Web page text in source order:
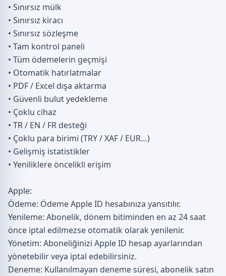
• Sınırsız mülk
• Sınırsız kiracı
• Sınırsız sözleşme
• Tam kontrol paneli
• Tüm ödemelerin geçmişi
• Otomatik hatırlatmalar
• PDF / Excel dışa aktarma
• Güvenli bulut yedekleme
• Çoklu cihaz
• TR / EN / FR desteği
• Çoklu para birimi (TRY / XAF / EUR…)
• Gelişmiş istatistikler
• Yeniliklere öncelikli erişim
Apple:
Ödeme: Ödeme Apple ID hesabınıza yansıtılır.
Yenileme: Abonelik, dönem bitiminden en az 24 saat
önce iptal edilmezse otomatik olarak yenilenir.
Yönetim: Aboneliğinizi Apple ID hesap ayarlarından
yönetebilir veya iptal edebilirsiniz.
Deneme: Kullanılmayan deneme süresi, abonelik satın